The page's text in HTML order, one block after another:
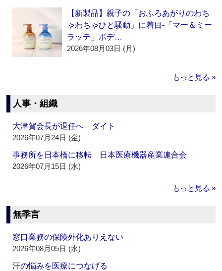
【新製品】親子の「おふろあがりのわち
ゃわちゃひと騒動」に着目‐「マー＆ミー
ラッテ」ボデ…
2026年08月03日 (月)
もっと見る »
人事・組織
大津賀会長が退任へ ダイト
2026年07月24日 (金)
事務所を日本橋に移転 日本医療機器産業連合会
2026年07月15日 (水)
もっと見る »
無季言
窓口業務の保険外化ありえない
2026年08月05日 (水)
汗の悩みを医療につなげる